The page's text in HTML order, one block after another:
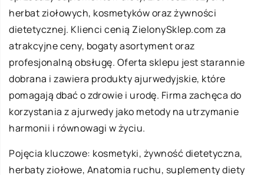
herbat ziołowych, kosmetyków oraz żywności
dietetycznej. Klienci cenią ZielonySklep.com za
atrakcyjne ceny, bogaty asortyment oraz
profesjonalną obsługę. Oferta sklepu jest starannie
dobrana i zawiera produkty ajurwedyjskie, które
pomagają dbać o zdrowie i urodę. Firma zachęca do
korzystania z ajurwedy jako metody na utrzymanie
harmonii i równowagi w życiu.
Pojęcia kluczowe: kosmetyki, żywność dietetyczna,
herbaty ziołowe, Anatomia ruchu, suplementy diety